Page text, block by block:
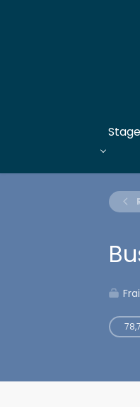
Stage